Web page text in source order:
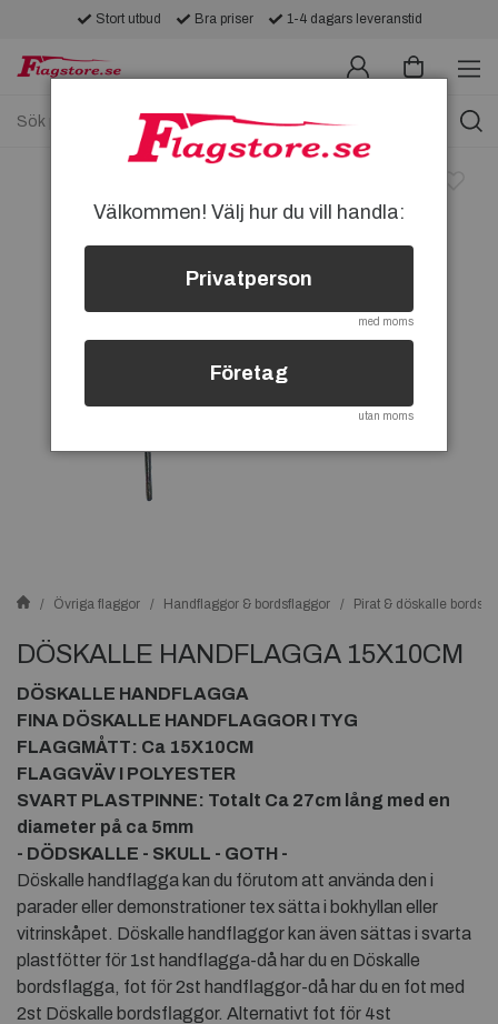
Stort utbud Bra priser 1-4 dagars leveranstid
Övriga flaggor Handflaggor & bordsflaggor Pirat & döskalle
DÖSKALLE HANDFLAGGA 15X10CM
DÖSKALLE HANDFLAGGA
FINA DÖSKALLE HANDFLAGGOR I TYG
FLAGGMÅTT: Ca 15X10CM
FLAGGVÄV I POLYESTER
SVART PLASTPINNE: Totalt Ca 27cm lång med en
diameter på ca 5mm
- DÖDSKALLE - SKULL - GOTH -
Döskalle handflagga kan du förutom att använda den i
parader eller demonstrationer tex sätta i bokhyllan eller
vitrinskåpet. Döskalle handflaggor kan även sättas i svarta
plastfötter för 1st handflagga-då har du en Döskalle
bordsflagga, fot för 2st handflaggor-då har du en fot med
2st Döskalle bordsflaggor. Alternativt fot för 4st
Välkommen! Välj hur du vill handla:
Privatperson
med moms
Företag
utan moms